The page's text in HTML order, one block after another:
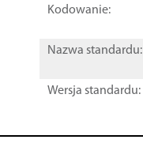
Kodowanie:
Nazwa standardu:
Wersja standardu: